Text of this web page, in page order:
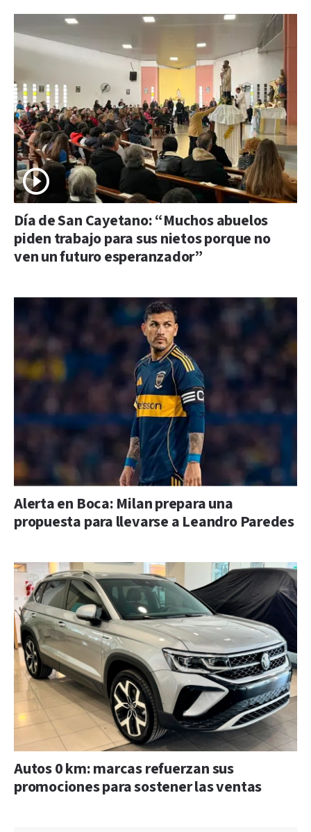
Día de San Cayetano: “Muchos abuelos
piden trabajo para sus nietos porque no
ven un futuro esperanzador”
Alerta en Boca: Milan prepara una
propuesta para llevarse a Leandro Paredes
Autos 0 km: marcas refuerzan sus
promociones para sostener las ventas